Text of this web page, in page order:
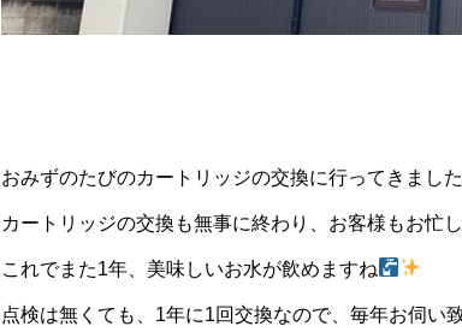
おみずのたびのカートリッジの交換に行ってきました
カートリッジの交換も無事に終わり、お客様もお忙
これでまた1年、美味しいお水が飲めますね
点検は無くても、1年に1回交換なので、毎年お伺い